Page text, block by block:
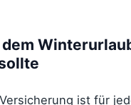
dem
ist für